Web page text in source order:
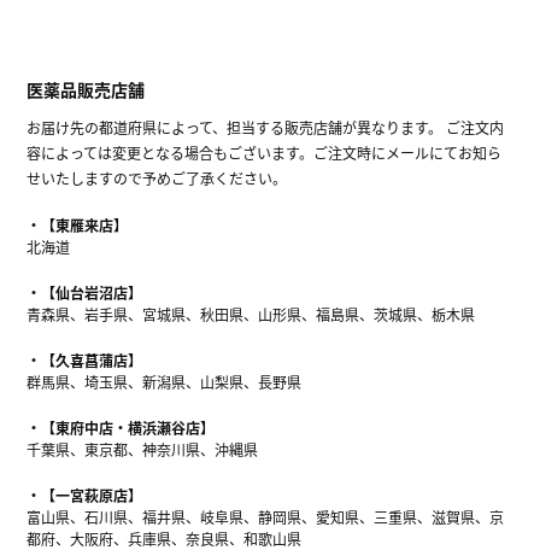
医薬品販売店舗
お届け先の都道府県によって、担当する販売店舗が異なります。 ご注文内
容によっては変更となる場合もございます。ご注文時にメールにてお知ら
せいたしますので予めご了承ください。
【東雁来店】
北海道
【仙台岩沼店】
青森県、岩手県、宮城県、秋田県、山形県、福島県、茨城県、栃木県
【久喜菖蒲店】
群馬県、埼玉県、新潟県、山梨県、長野県
【東府中店・横浜瀬谷店】
千葉県、東京都、神奈川県、沖縄県
【一宮萩原店】
富山県、石川県、福井県、岐阜県、静岡県、愛知県、三重県、滋賀県、京
都府、大阪府、兵庫県、奈良県、和歌山県